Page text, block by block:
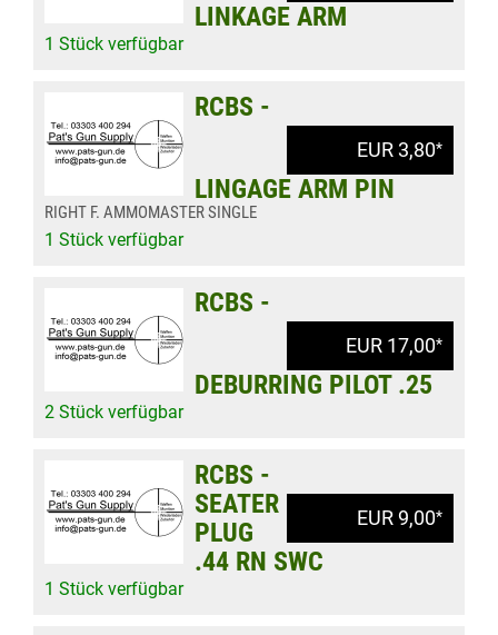
LINKAGE ARM
1 Stück verfügbar
EUR 3,80*
RCBS -
LINGAGE ARM PIN
RIGHT F. AMMOMASTER SINGLE
1 Stück verfügbar
EUR 17,00*
RCBS -
DEBURRING PILOT .25
2 Stück verfügbar
EUR 9,00*
RCBS -
SEATER
PLUG
.44 RN SWC
1 Stück verfügbar